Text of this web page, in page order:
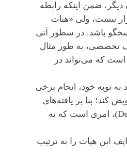
ضمن اینکه رابطه
نیست، ولی «هیات
باشد. در سطور آتی
تخصصی، به طور مثال
که می‌تواند در
نوبه خود، انجام برخی
بنا بر یافته‌های
این مطالعه، موضوع اخیر، یعنی «تقسیم وظایف» از طریق تفویض اختیار (Delegation)، امری است که به
این هیات را به ترتیب